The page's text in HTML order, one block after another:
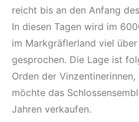
reicht bis an den Anfang
In diesen Tagen wird im
im Markgräflerland viel
gesprochen. Die Lage ist
Orden der
möchte das
Jahren verkaufen.